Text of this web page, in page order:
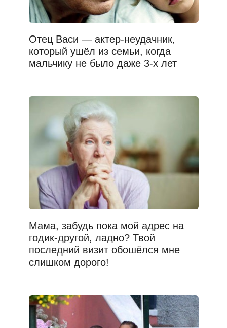
Отец Васи — актер-неудачник,
который ушёл из семьи, когда
мальчику не было даже 3-х лет
Мама, забудь пока мой адрес на
годик-другой, ладно? Твой
последний визит обошёлся мне
слишком дорого!